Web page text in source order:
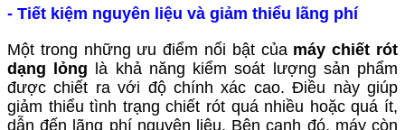
- Tiết kiệm nguyên liệu và giảm thiểu lãng phí
Một trong những ưu điểm nổi bật của máy chiết rót
dạng lỏng là khả năng kiểm soát lượng sản phẩm
được chiết ra với độ chính xác cao. Điều này giúp
giảm thiểu tình trạng chiết rót quá nhiều hoặc quá ít,
dẫn đến lãng phí nguyên liệu. Bên cạnh đó, máy còn